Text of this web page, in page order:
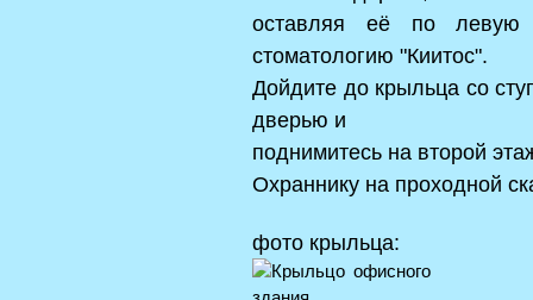
оставляя её по левую
стоматологию "Киитос".
Дойдите до крыльца со
дверью и
поднимитесь на второй
Охраннику на проходной
фото крыльца: